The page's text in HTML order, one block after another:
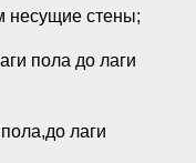
несущие стены;
пола до лаги
лаги